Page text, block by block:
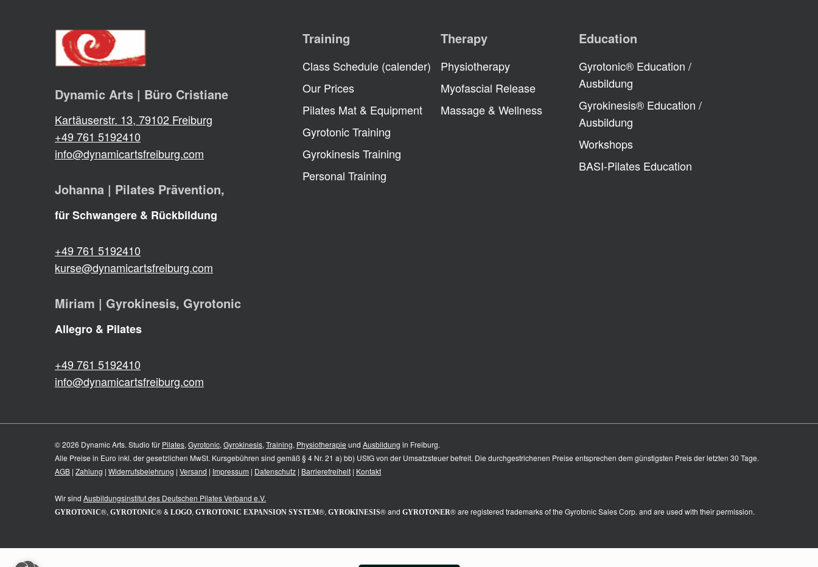
Dynamic Arts | Büro Cristiane
Kartäuserstr. 13, 79102 Freiburg
+49 761 5192410
info@dynamicartsfreiburg.com
Johanna | Pilates Prävention,
für Schwangere & Rückbildung
+49 761 5192410
kurse@dynamicartsfreiburg.com
Miriam | Gyrokinesis, Gyrotonic
Allegro & Pilates
+49 761 5192410
info@dynamicartsfreiburg.com
Training
Class Schedule (calender)
Our Prices
Pilates Mat & Equipment
Gyrotonic Training
Gyrokinesis Training
Personal Training
Therapy
Physiotherapy
Myofascial Release
Massage & Wellness
Education
Gyrotonic® Education /
Ausbildung
Gyrokinesis® Education /
Ausbildung
Workshops
BASI-Pilates Education
© 2026 Dynamic Arts. Studio für Pilates, Gyrotonic, Gyrokinesis, Training, Physiotherapie und Ausbildung in Freiburg.
Alle Preise in Euro inkl. der gesetzlichen MwSt. Kursgebühren sind gemäß § 4 Nr. 21 a) bb) UStG von der Umsatzsteuer befreit. Die durchgestrichenen Preise entsprechen dem günstigsten Preis der letzten 30 Tage.
AGB | Zahlung | Widerrufsbelehrung | Versand | Impressum | Datenschutz | Barrierefreiheit | Kontakt
Wir sind Ausbildungsinstitut des Deutschen Pilates Verband e.V.
GYROTONIC®, GYROTONIC® & LOGO, GYROTONIC EXPANSION SYSTEM®, GYROKINESIS® and GYROTONER® are registered trademarks of the Gyrotonic Sales Corp. and are used with their permission.